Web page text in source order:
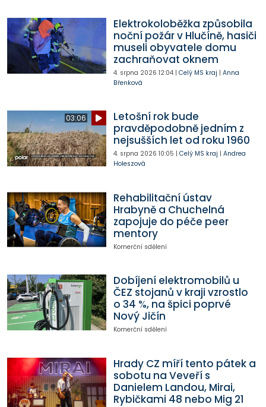
Elektrokoloběžka způsobila
noční požár v Hlučíně, hasiči
museli obyvatele domu
zachraňovat oknem
4. srpna 2026 12:04| Celý MS kraj | Anna
Břenková
03:06
Letošní rok bude
pravděpodobně jedním z
nejsušších let od roku 1960
4. srpna 2026 10:05 | Celý MS kraj | Andrea
Holeszová
Rehabilitační ústav
Hrabyně a Chuchelná
zapojuje do péče peer
mentory
Komerční sdělení
Dobíjení elektromobilů u
ČEZ stojanů v kraji vzrostlo
o 34 %, na špici poprvé
Nový Jičín
Komerční sdělení
Hrady CZ míří tento pátek a
sobotu na Veveří s
Danielem Landou, Mirai,
Rybičkami 48 nebo Mig 21